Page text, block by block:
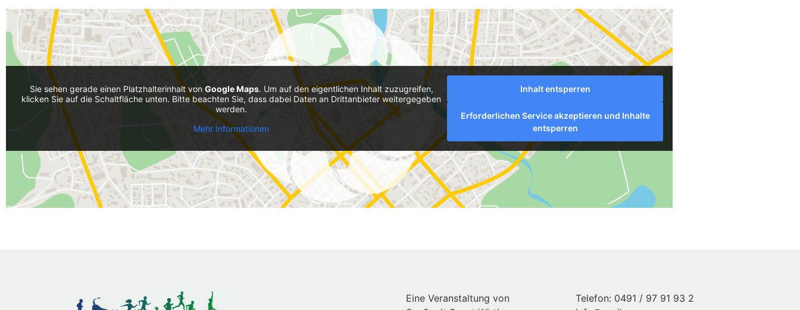
Sie sehen gerade einen Platzhalterinhalt von Google Maps. Um auf den eigentlichen Inhalt zuzugreifen,
klicken Sie auf die Schaltfläche unten. Bitte beachten Sie, dass dabei Daten an Drittanbieter weitergegeben
werden.
Mehr Informationen
Inhalt entsperren
Erforderlichen Service akzeptieren und Inhalte
entsperren
Eine Veranstaltung von
Telefon: 0491 / 97 91 93 2